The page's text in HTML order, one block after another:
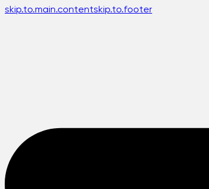
skip.to.main.contentskip.to.footer